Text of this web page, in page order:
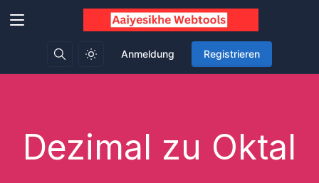
Anmeldung Registrieren
Dezimal zu Oktal